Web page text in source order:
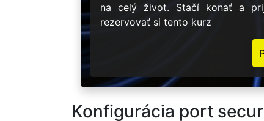
na celý život. Stačí konať a
rezervovať si tento kurz
Konfigurácia port